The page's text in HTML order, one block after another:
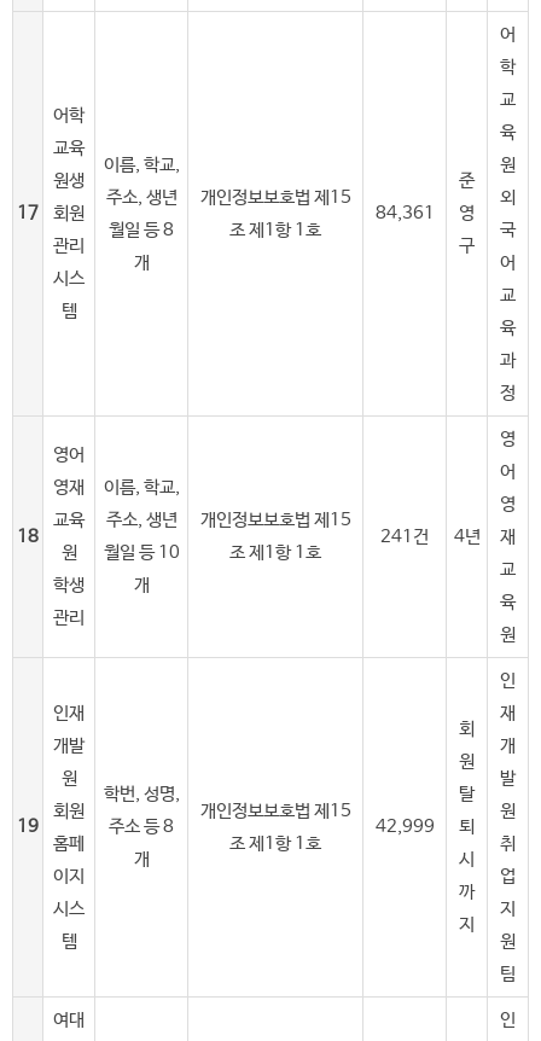
17
어학
교육
원생
회원
관리
시스
템
이름, 학교,
주소, 생년
월일 등 8
개
개인정보보호법 제15
조 제1항 1호
84,361
준
영
구
어
학
교
육
원
외
국
어
교
육
과
정
18
영어
영재
교육
원
학생
관리
이름, 학교,
주소, 생년
월일 등 10
개
개인정보보호법 제15
조 제1항 1호
241건 4년
영
어
영
재
교
육
원
19
인재
개발
원
회원
홈페
이지
시스
템
학번, 성명,
주소 등 8
개
개인정보보호법 제15
조 제1항 1호
42,999
회
원
탈
퇴
시
까
지
인
재
개
발
원
취
업
지
원
팀
여대
인